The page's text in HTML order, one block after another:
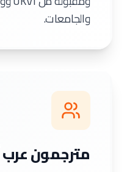
والجامعات.
مترجمون